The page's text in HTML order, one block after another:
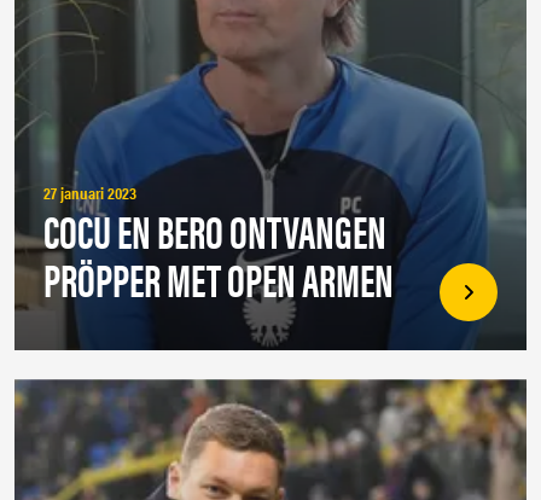
27 januari 2023
COCU EN BERO ONTVANGEN
PRÖPPER MET OPEN ARMEN